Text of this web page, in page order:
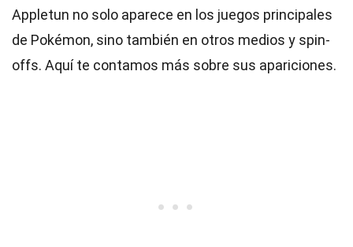
Appletun no solo aparece en los juegos principales
de Pokémon, sino también en otros medios y spin-
offs. Aquí te contamos más sobre sus apariciones.